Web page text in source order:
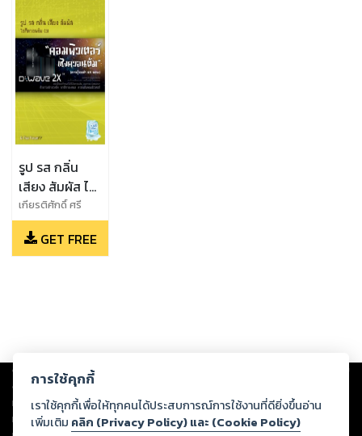
รูป รส กลิ่น
เสียง สัมผัส ไอ
ทีควอนตัม (๓):
คอมพิวเตอร์
เชิงควอนตัม
เกียรติศักดิ์ ศรี
พิมานวัฒน์
(บรรณาธิการ), จิร
วัฒน์ ตั้งปณิธาน
กร แก้วอ่วม, สุวิทย์
GET FREE
Copyright © 2026
ต่อผลงานหรือเนื้อหาใดที่อัปโหลดผ่านเว็บไซต์และปรากฏว่าละเมิดสิทธิใน
ทรัพย์สินทางปัญญาของบุคคลอื่นหรือขัดต่อกฎหมายและศีลธรรม ดังนั้น ผู้อ่าน
ทุกท่านโปรดใช้วิจารณญาณในการกลั่นกรองด้วยตนเอง และหากท่านพบว่าส่วน
การใช้คุกกี้
เราใช้คุกกี้เพื่อให้ทุกคนได้ประสบการณ์การใช้งานที่ดียิ่งขึ้นอ่าน
เพิ่มเติม คลิก (Privacy Policy) และ (Cookie Policy)